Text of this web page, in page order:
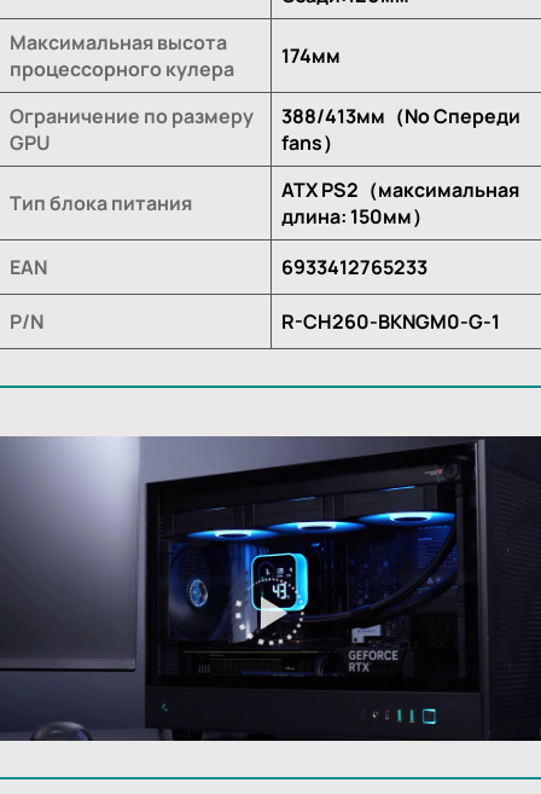
Максимальная высота
процессорного кулера
174мм
Ограничение по размеру
GPU
388/413мм（No Спереди
fans）
Тип блока питания
ATX PS2（максимальная
длина: 150мм）
EAN
6933412765233
P/N R-CH260-BKNGM0-G-1